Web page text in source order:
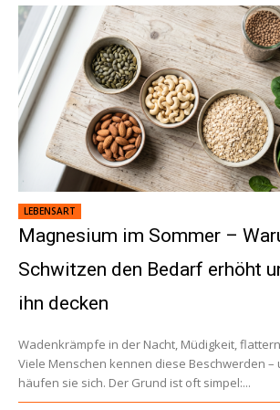
LEBENSART
Magnesium im Sommer –
Schwitzen den Bedarf erhöht
ihn decken
Wadenkrämpfe in der Nacht, Müdigkeit,
Viele Menschen kennen diese Beschwerden –
häufen sie sich. Der Grund ist oft simpel:...